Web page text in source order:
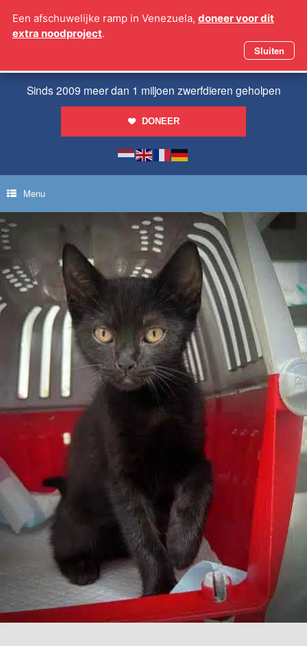
naar
Sinds 2009 meer dan 1 miljoen zwerfdieren geholpen
DONEER
Menu
Een afschuwelijke ramp in Venezuela, doneer voor dit
extra noodproject.
Sluiten